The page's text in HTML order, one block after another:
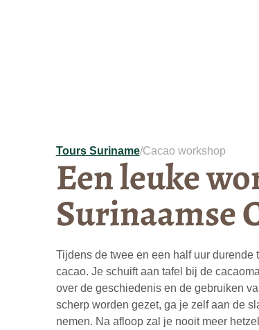
Tours Suriname/Cacao workshop
Een leuke
Surinaamse
Tijdens de twee en een half uur
cacao. Je schuift aan tafel bij de
over de geschiedenis en de gebruiken
scherp worden gezet, ga je zelf aan de
nemen. Na afloop zal je nooit meer